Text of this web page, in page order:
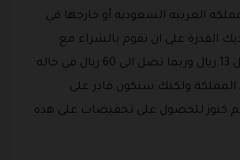
العربيه السعوديه أو خارجها في
القدرة على ان تقوم بالشراء مع
التوصيل في مقابل 13 ريال وربما تصل الى 60 ريال في حاله
المملكة ولكنك ستكون قادر على
كنوز للحصول على تخفيضات على هذه